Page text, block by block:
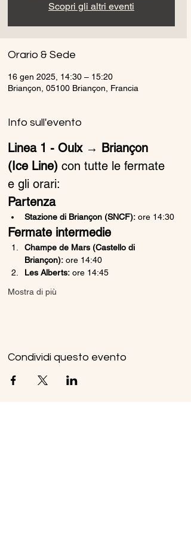
Scopri gli altri eventi
Orario & Sede
16 gen 2025, 14:30 – 15:20
Briançon, 05100 Briançon, Francia
Info sull'evento
Linea 1 - Oulx → Briançon
(Ice Line) con tutte le fermate
e gli orari:
Partenza
Stazione di Briançon (SNCF): ore 14:30
Fermate intermedie
Champe de Mars (Castello di
Briançon): ore 14:40
Les Alberts: ore 14:45
Mostra di più
Condividi questo evento